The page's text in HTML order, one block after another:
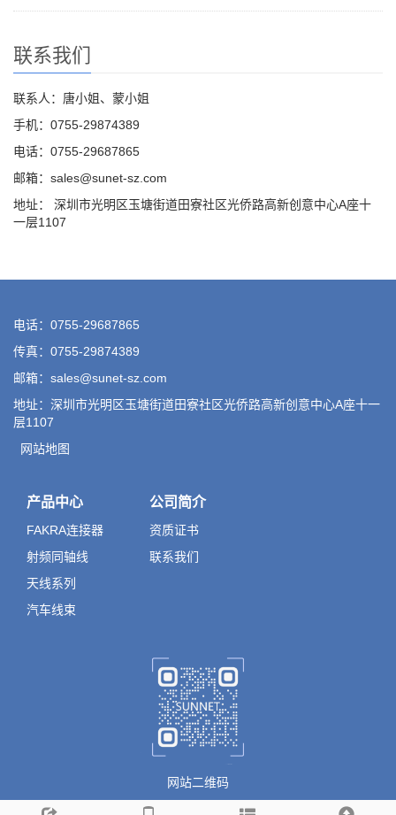
联系我们
联系人：唐小姐、蒙小姐
手机：0755-29874389
电话：0755-29687865
邮箱：sales@sunet-sz.com
地址： 深圳市光明区玉塘街道田寮社区光侨路高新创意中心A座十
一层1107
电话：0755-29687865
传真：0755-29874389
邮箱：sales@sunet-sz.com
地址：深圳市光明区玉塘街道田寮社区光侨路高新创意中心A座十一
层1107
网站地图
产品中心
FAKRA连接器
射频同轴线
天线系列
汽车线束
公司简介
资质证书
联系我们
网站二维码